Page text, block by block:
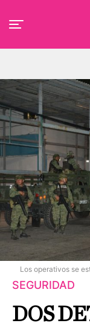
Los operativos se
SEGURIDAD
DOS